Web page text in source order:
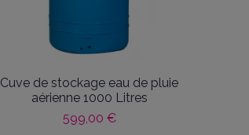
Cuve de stockage eau de pluie
aérienne 1000 Litres
599,00 €